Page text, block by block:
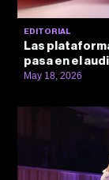
EDITORIAL
Las
pasa en el
May 18, 2026